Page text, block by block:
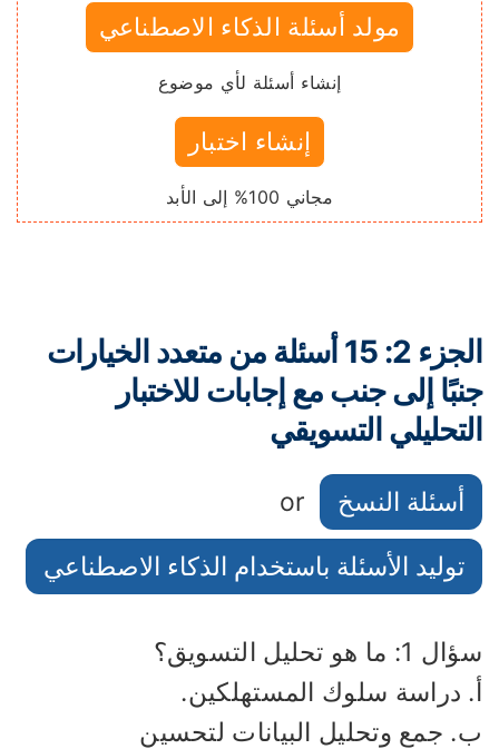
مولد أسئلة الذكاء الاصطناعي
إنشاء أسئلة لأي موضوع
إنشاء اختبار
مجاني 100% إلى الأبد
الجزء 2: 15 أسئلة من متعدد الخيارات
إلى جنب مع إجابات للاختبار
التسويقي
أسئلة النسخ or
توليد الأسئلة باستخدام الذكاء الاصطناعي
ما هو تحليل التسويق؟
دراسة سلوك المستهلكين.
جمع وتحليل البيانات لتحسين